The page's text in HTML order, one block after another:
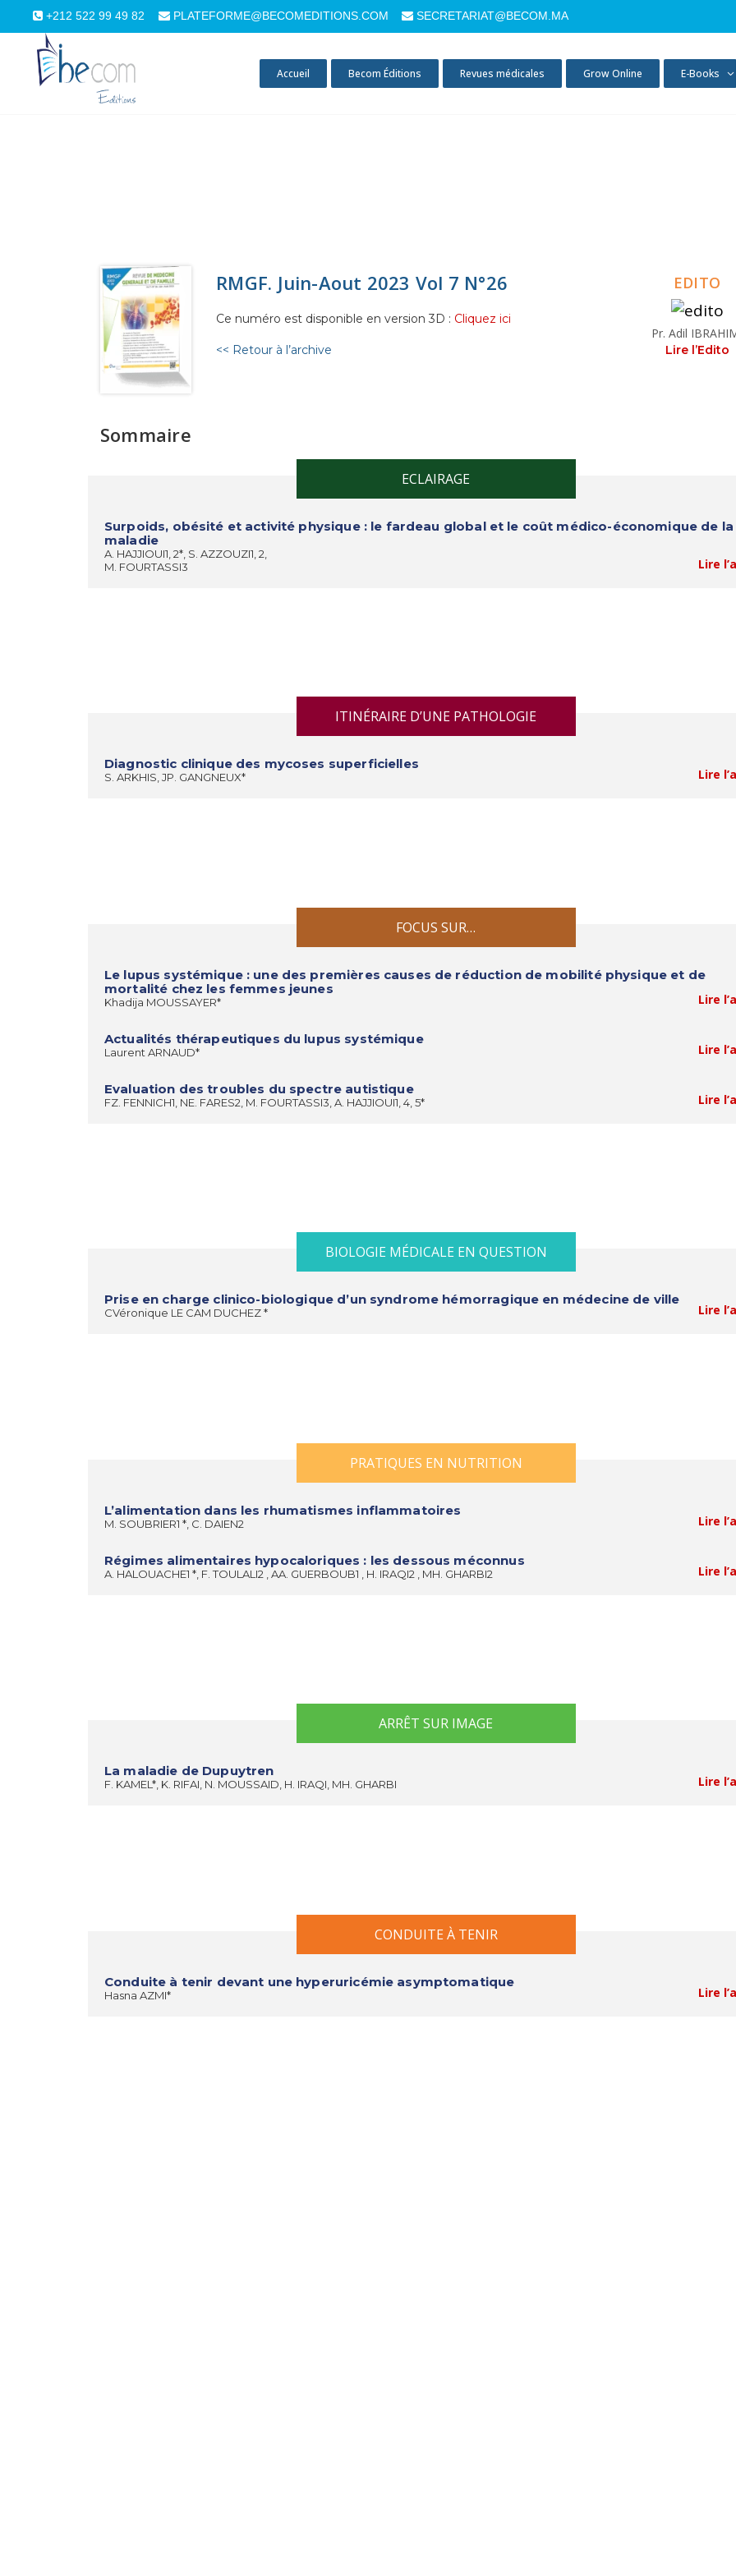
+212 522 99 49 82 PLATEFORME@BECOMEDITIONS.COM SECRETARIAT@BECOM.MA
Accueil Becom Éditions Revues médicales Grow Online E-Books
RMGF. Juin-Aout 2023 Vol 7 N°26
Ce numéro est disponible en version 3D : Cliquez ici
<< Retour à l’archive
EDITO
Pr. Adil
Lire l’Edito
Sommaire
ECLAIRAGE
Surpoids, obésité et activité physique : le fardeau global et le coût médico-économique de la
maladie
A. HAJJIOUI1, 2*, S. AZZOUZI1, 2,
M. FOURTASSI3
Lire
ITINÉRAIRE D’UNE PATHOLOGIE
Diagnostic clinique des mycoses superficielles
S. ARKHIS, JP. GANGNEUX* Lire
FOCUS SUR…
Le lupus systémique : une des premières causes de réduction de mobilité physique et de
mortalité chez les femmes jeunes
Khadija MOUSSAYER* Lire
Actualités thérapeutiques du lupus systémique
Laurent ARNAUD* Lire
Evaluation des troubles du spectre autistique
FZ. FENNICH1, NE. FARES2, M. FOURTASSI3, A. HAJJIOUI1, 4, 5* Lire
BIOLOGIE MÉDICALE EN QUESTION
Prise en charge clinico-biologique d’un syndrome hémorragique en médecine de ville
CVéronique LE CAM DUCHEZ * Lire
PRATIQUES EN NUTRITION
L’alimentation dans les rhumatismes inflammatoires
M. SOUBRIER1 *, C. DAIEN2 Lire
Régimes alimentaires hypocaloriques : les dessous méconnus
A. HALOUACHE1 *, F. TOULALI2 , AA. GUERBOUB1 , H. IRAQI2 , MH. GHARBI2 Lire
ARRÊT SUR IMAGE
La maladie de Dupuytren
F. KAMEL*, K. RIFAI, N. MOUSSAID, H. IRAQI, MH. GHARBI Lire
CONDUITE À TENIR
Conduite à tenir devant une hyperuricémie asymptomatique
Hasna AZMI* Lire